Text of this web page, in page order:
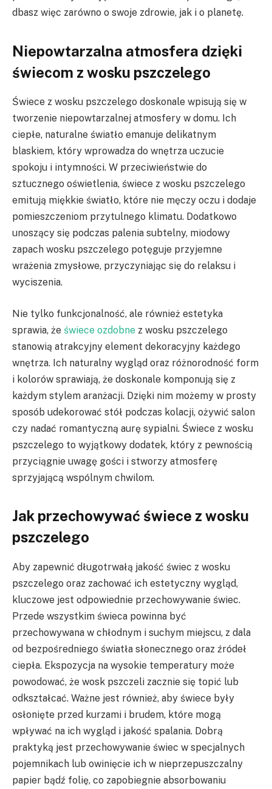
dbasz więc zarówno o swoje zdrowie, jak i o planetę.
Niepowtarzalna atmosfera dzięki
świecom z wosku pszczelego
Świece z wosku pszczelego doskonale wpisują się w
tworzenie niepowtarzalnej atmosfery w domu. Ich
ciepłe, naturalne światło emanuje delikatnym
blaskiem, który wprowadza do wnętrza uczucie
spokoju i intymności. W przeciwieństwie do
sztucznego oświetlenia, świece z wosku pszczelego
emitują miękkie światło, które nie męczy oczu i dodaje
pomieszczeniom przytulnego klimatu. Dodatkowo
unoszący się podczas palenia subtelny, miodowy
zapach wosku pszczelego potęguje przyjemne
wrażenia zmysłowe, przyczyniając się do relaksu i
wyciszenia.
Nie tylko funkcjonalność, ale również estetyka
sprawia, że świece ozdobne z wosku pszczelego
stanowią atrakcyjny element dekoracyjny każdego
wnętrza. Ich naturalny wygląd oraz różnorodność form
i kolorów sprawiają, że doskonale komponują się z
każdym stylem aranżacji. Dzięki nim możemy w prosty
sposób udekorować stół podczas kolacji, ożywić salon
czy nadać romantyczną aurę sypialni. Świece z wosku
pszczelego to wyjątkowy dodatek, który z pewnością
przyciągnie uwagę gości i stworzy atmosferę
sprzyjającą wspólnym chwilom.
Jak przechowywać świece z wosku
pszczelego
Aby zapewnić długotrwałą jakość świec z wosku
pszczelego oraz zachować ich estetyczny wygląd,
kluczowe jest odpowiednie przechowywanie świec.
Przede wszystkim świeca powinna być
przechowywana w chłodnym i suchym miejscu, z dala
od bezpośredniego światła słonecznego oraz źródeł
ciepła. Ekspozycja na wysokie temperatury może
powodować, że wosk pszczeli zacznie się topić lub
odkształcać. Ważne jest również, aby świece były
osłonięte przed kurzami i brudem, które mogą
wpływać na ich wygląd i jakość spalania. Dobrą
praktyką jest przechowywanie świec w specjalnych
pojemnikach lub owinięcie ich w nieprzepuszczalny
papier bądź folię, co zapobiegnie absorbowaniu